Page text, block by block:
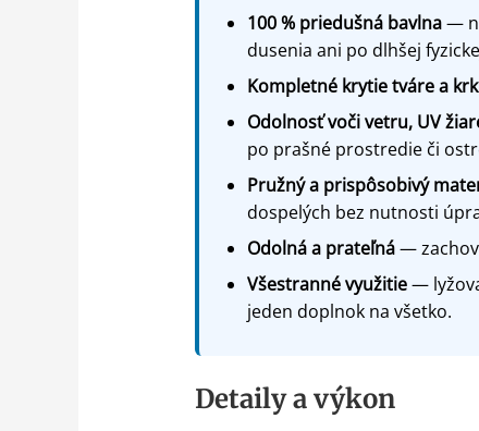
100 % priedušná bavlna—
dusenia ani po dlhšej
Kompletné krytie tváre a
Odolnosť voči vetru, UV
po prašné prostredie či
Pružný a prispôsobivý
dospelých bez nutnosti
Odolná a prateľná—
Všestranné využitie—
jeden doplnok na všetko.
Detaily a výkon